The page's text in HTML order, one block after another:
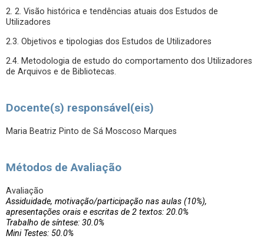
2. 2. Visão histórica e tendências atuais dos Estudos de
Utilizadores
2.3. Objetivos e tipologias dos Estudos de Utilizadores
2.4. Metodologia de estudo do comportamento dos Utilizadores
de Arquivos e de Bibliotecas.
Docente(s) responsável(eis)
Maria Beatriz Pinto de Sá Moscoso Marques
Métodos de Avaliação
Avaliação
Assiduidade, motivação/participação nas aulas (10%),
apresentações orais e escritas de 2 textos: 20.0%
Trabalho de síntese: 30.0%
Mini Testes: 50.0%